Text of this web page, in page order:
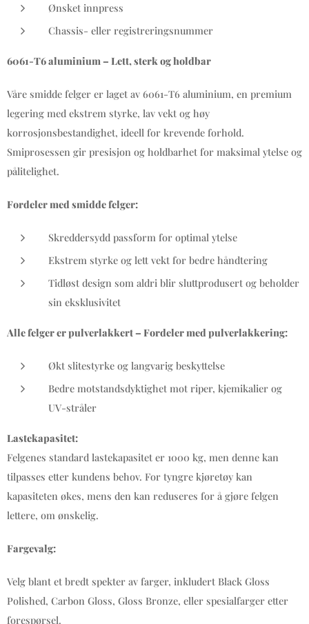
Ønsket innpress
Chassis- eller registreringsnummer
6061-T6 aluminium – Lett, sterk og holdbar
Våre smidde felger er laget av 6061-T6 aluminium, en premium
legering med ekstrem styrke, lav vekt og høy
korrosjonsbestandighet, ideell for krevende forhold.
Smiprosessen gir presisjon og holdbarhet for maksimal ytelse og
pålitelighet.
Fordeler med smidde felger:
Skreddersydd passform for optimal ytelse
Ekstrem styrke og lett vekt for bedre håndtering
Tidløst design som aldri blir sluttprodusert og beholder
sin eksklusivitet
Alle felger er pulverlakkert – Fordeler med pulverlakkering:
Økt slitestyrke og langvarig beskyttelse
Bedre motstandsdyktighet mot riper, kjemikalier og
UV-stråler
Lastekapasitet:
Felgenes standard lastekapasitet er 1000 kg, men denne kan
tilpasses etter kundens behov. For tyngre kjøretøy kan
kapasiteten økes, mens den kan reduseres for å gjøre felgen
lettere, om ønskelig.
Fargevalg:
Velg blant et bredt spekter av farger, inkludert Black Gloss
Polished, Carbon Gloss, Gloss Bronze, eller spesialfarger etter
forespørsel.